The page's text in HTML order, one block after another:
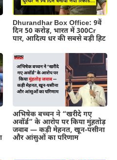
Dhurandhar Box Office: 9वें
दिन 50 करोड़, भारत में 300Cr
पार, आदित्य धर की सबसे बड़ी हिट
अभिषेक बच्चन ने “खरीदे गए
अवॉर्ड” के आरोप पर किया मुंहतोड़
जवाब — कड़ी मेहनत, खून-पसीना
और आंसुओं का परिणाम